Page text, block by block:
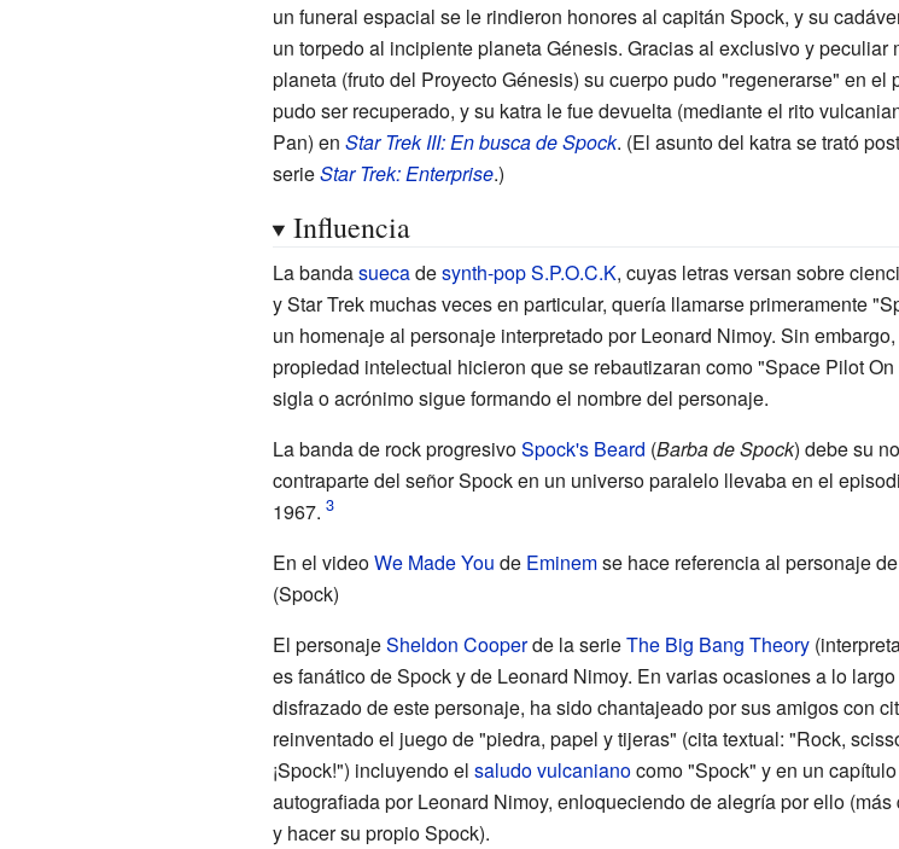
un funeral espacial se le rindieron honores al capitán Spock, y su
un torpedo al incipiente planeta Génesis. Gracias al exclusivo y peculiar
planeta (fruto del Proyecto Génesis) su cuerpo pudo "regenerarse" en el
pudo ser recuperado, y su katra le fue devuelta (mediante el rito
Pan) en Star Trek III: En busca de Spock. (El asunto del katra se trató
serieStar Trek: Enterprise.)
Influencia
La bandasuecadesynth-popS.P.O.C.K, cuyas letras versan sobre
y Star Trek muchas veces en particular, quería llamarse primeramente
un homenaje al personaje interpretado por Leonard Nimoy. Sin
propiedad intelectual hicieron que se rebautizaran como "Space Pilot
sigla o acrónimo sigue formando el nombre del personaje.
La banda de rock progresivoSpock's Beard (Barba de Spock) debe su
contraparte del señor Spock en un universo paralelo llevaba en el
1967.
En el videoWe Made You de Eminemse hace referencia al personaje de
(Spock)
El personajeSheldon Cooperde la serieThe Big Bang Theory
es fanático de Spock y de Leonard Nimoy. En varias ocasiones a lo
disfrazado de este personaje, ha sido chantajeado por sus amigos con
reinventado el juego de "piedra, papel y tijeras" (cita textual: "Rock,
¡Spock!") incluyendo el saludo vulcanianocomo "Spock" y en un
autografiada por Leonard Nimoy, enloqueciendo de alegría por ello
y hacer su propio Spock).